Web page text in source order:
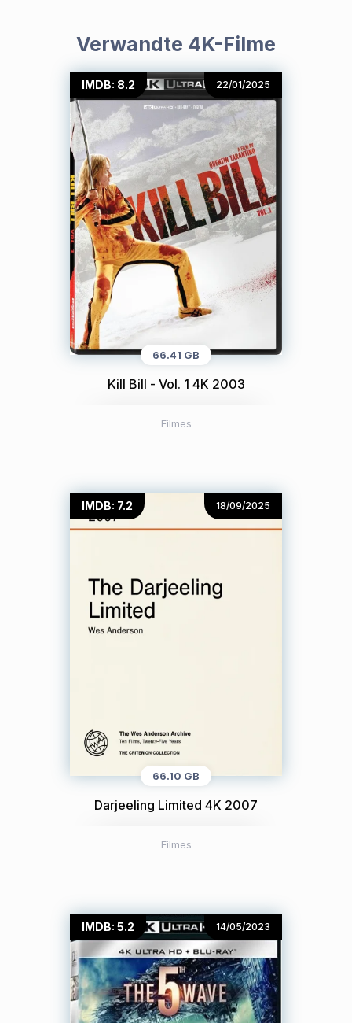
Verwandte 4K-Filme
IMDB: 8.2 22/01/2025
66.41 GB
Kill Bill - Vol. 1 4K 2003
Filmes
IMDB: 7.2 18/09/2025
66.10 GB
Darjeeling Limited 4K 2007
Filmes
IMDB: 5.2 14/05/2023